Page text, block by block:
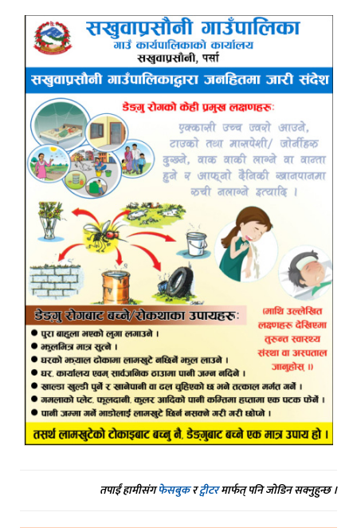
तपाईं हामीसंगफेसबुकरट्वीटरमार्फत् पनि जोडिन सक्नुहुन्छ ।